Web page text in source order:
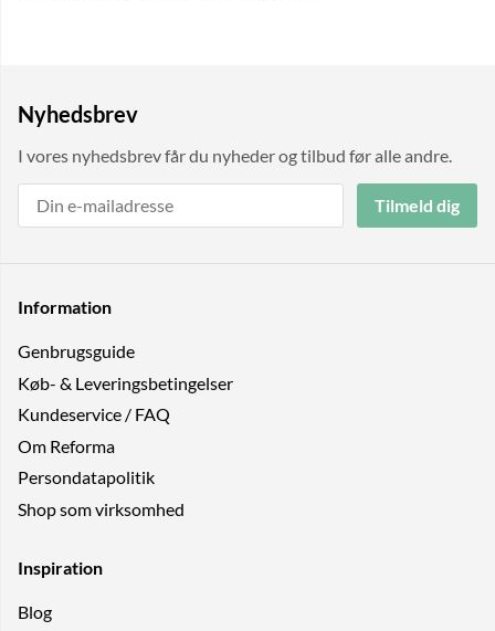
Nyhedsbrev
I vores nyhedsbrev får du nyheder og tilbud før alle andre.
Tilmeld dig
Information
Genbrugs­guide
Køb- & Leveringsbetingelser
Kundeservice / FAQ
Om Reforma
Persondatapolitik
Shop som virksomhed
Inspiration
Blog